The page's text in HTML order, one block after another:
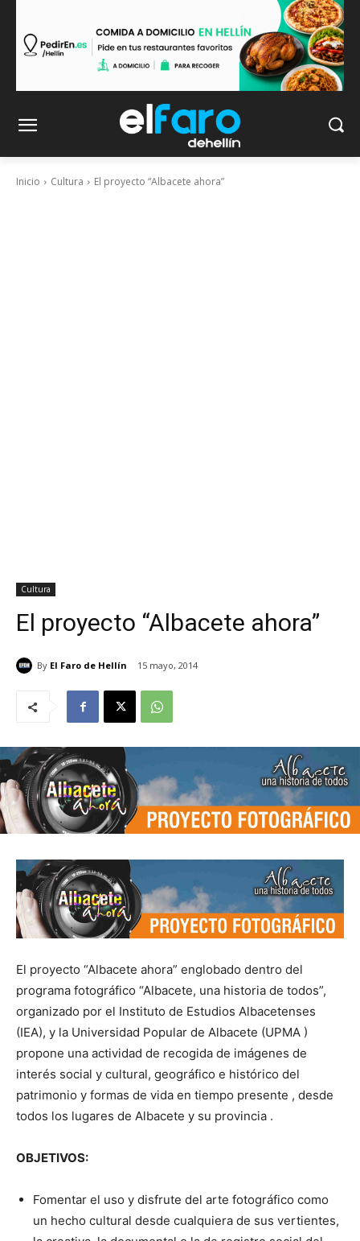
Inicio Cultura El proyecto “Albacete ahora”
Cultura
El proyecto “Albacete ahora”
By El Faro de Hellín 15 mayo, 2014
El proyecto “Albacete ahora” englobado dentro del
programa fotográfico “Albacete, una historia de todos”,
organizado por el Instituto de Estudios Albacetenses
(IEA), y la Universidad Popular de Albacete (UPMA )
propone una actividad de recogida de imágenes de
interés social y cultural, geográfico e histórico del
patrimonio y formas de vida en tiempo presente , desde
todos los lugares de Albacete y su provincia .
OBJETIVOS:
Fomentar el uso y disfrute del arte fotográfico como
un hecho cultural desde cualquiera de sus vertientes,